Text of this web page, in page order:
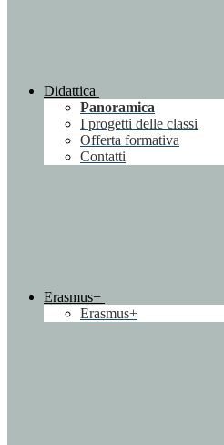
Didattica
Panoramica
I progetti delle classi
Offerta formativa
Contatti
Erasmus+
Erasmus+